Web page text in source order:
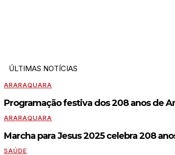
ÚLTIMAS NOTÍCIAS
ARARAQUARA
Programação festiva dos 208 anos de
ARARAQUARA
Marcha para Jesus 2025 celebra 208
SAÚDE